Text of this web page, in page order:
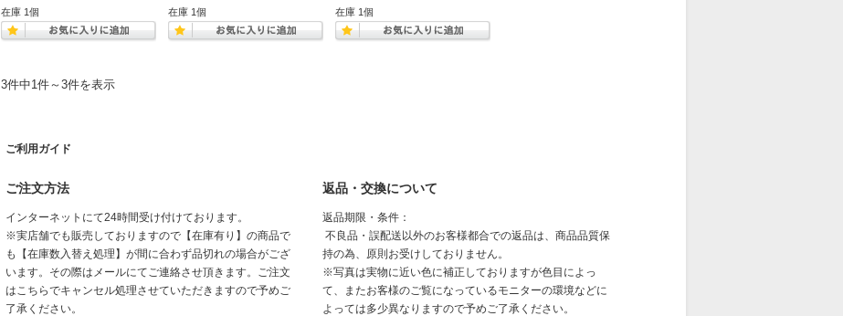
在庫 1個
在庫 1個
在庫 1個
3件中1件～3件を表示
ご利用ガイド
ご注文方法
インターネットにて24時間受け付けております。
※実店舗でも販売しておりますので【在庫有り】の商品で
も【在庫数入替え処理】が間に合わず品切れの場合がござ
います。その際はメールにてご連絡させ頂きます。ご注文
はこちらでキャンセル処理させていただきますので予めご
了承ください。
返品・交換について
返品期限・条件：
不良品・誤配送以外のお客様都合での返品は、商品品質保
持の為、原則お受けしておりません。
※写真は実物に近い色に補正しておりますが色目によっ
て、またお客様のご覧になっているモニターの環境などに
よっては多少異なりますので予めご了承ください。